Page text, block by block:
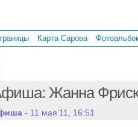
Карта Сарова
Жанна
- 11 мая’11, 16:51